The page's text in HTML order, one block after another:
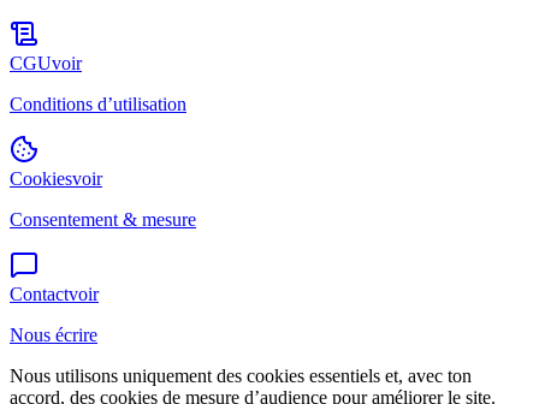
CGUvoir
Conditions d’utilisation
Cookiesvoir
Consentement & mesure
Contactvoir
Nous écrire
Nous utilisons uniquement des cookies essentiels et, avec ton
accord, des cookies de mesure d’audience pour améliorer le site.